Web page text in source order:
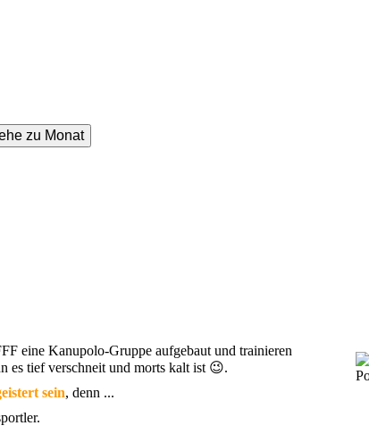
zu Monat
eine Kanupolo-Gruppe aufgebaut und trainieren
es tief verschneit und morts kalt ist 😉.
sein, denn ...